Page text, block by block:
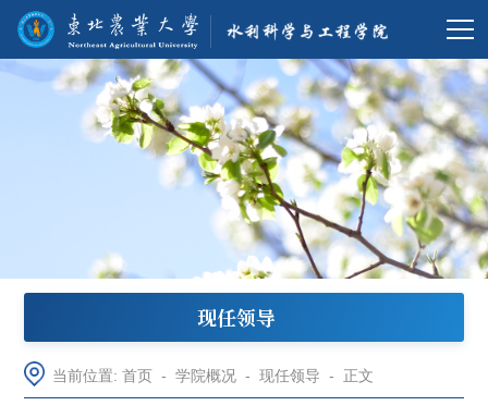
现任领导
当前位置:首页 -学院概况 -现任领导 - 正文